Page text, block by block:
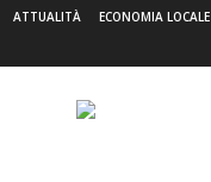
ATTUALITÀ ECONOMIA LOCALE